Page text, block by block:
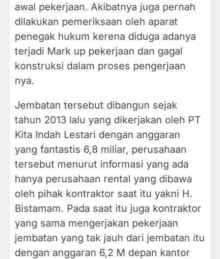
awal pekerjaan. Akibatnya juga pernah
dilakukan pemeriksaan oleh aparat
penegak hukum kerena diduga adanya
terjadi Mark up pekerjaan dan gagal
konstruksi dalam proses pengerjaan
nya.
Jembatan tersebut dibangun sejak
tahun 2013 lalu yang dikerjakan oleh PT
Kita Indah Lestari dengan anggaran
yang fantastis 6,8 miliar, perusahaan
tersebut menurut informasi yang ada
hanya perusahaan rental yang dibawa
oleh pihak kontraktor saat itu yakni H.
Bistamam. Pada saat itu juga kontraktor
yang sama mengerjakan pekerjaan
jembatan yang tak jauh dari jembatan itu
dengan anggaran 6,2 M depan kantor